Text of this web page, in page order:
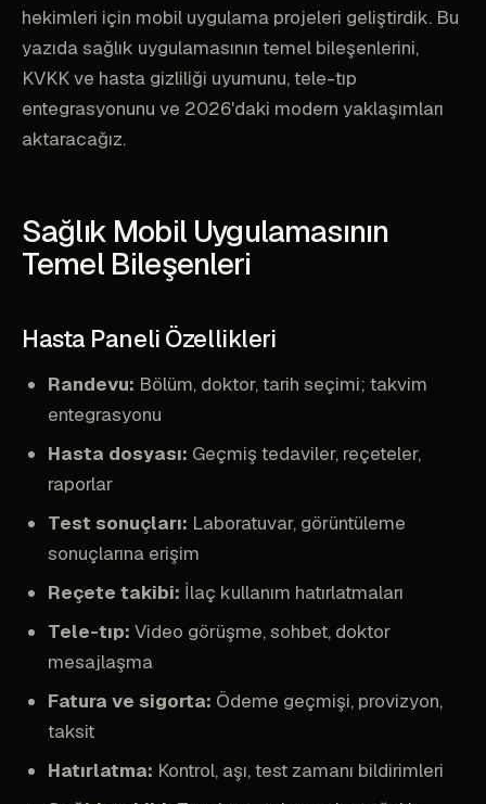
hekimleri için mobil uygulama projeleri geliştirdik. Bu
yazıda sağlık uygulamasının temel bileşenlerini,
KVKK ve hasta gizliliği uyumunu, tele-tıp
entegrasyonunu ve 2026'daki modern yaklaşımları
aktaracağız.
Sağlık Mobil Uygulamasının
Temel Bileşenleri
Hasta Paneli Özellikleri
Randevu: Bölüm, doktor, tarih seçimi; takvim
entegrasyonu
Hasta dosyası: Geçmiş tedaviler, reçeteler,
raporlar
Test sonuçları: Laboratuvar, görüntüleme
sonuçlarına erişim
Reçete takibi: İlaç kullanım hatırlatmaları
Tele-tıp: Video görüşme, sohbet, doktor
mesajlaşma
Fatura ve sigorta: Ödeme geçmişi, provizyon,
taksit
Hatırlatma: Kontrol, aşı, test zamanı bildirimleri